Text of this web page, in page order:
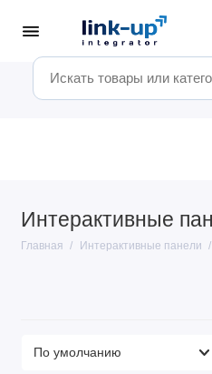
Интерактивные
Главная Интерактивные панели